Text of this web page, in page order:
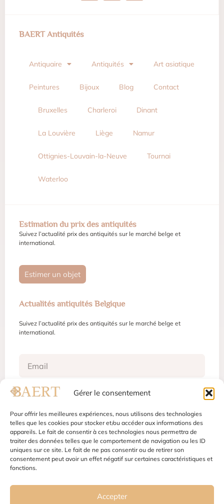
Gérer le consentement
Pour offrir les meilleures expériences, nous utilisons des technologies
telles que les cookies pour stocker et/ou accéder aux informations des
appareils. Le fait de consentir à ces technologies nous permettra de
traiter des données telles que le comportement de navigation ou les ID
uniques sur ce site. Le fait de ne pas consentir ou de retirer son
consentement peut avoir un effet négatif sur certaines caractéristiques et
fonctions.
Accepter
BAERT Antiquités
Antiquaire Antiquités Art asiatique
Peintures Bijoux Blog Contact
Bruxelles Charleroi Dinant
La Louvière Liège Namur
Ottignies-Louvain-la-Neuve Tournai
Waterloo
Estimation du prix des antiquités
Suivez l’actualité prix des antiquités sur le marché belge et
international.
Estimer un objet
Actualités antiquités Belgique
Suivez l’actualité prix des antiquités sur le marché belge et
international.
S'inscrire
Mentions légales
Conditions d'utilisation
Politique de confidentialité
Gestion des cookies